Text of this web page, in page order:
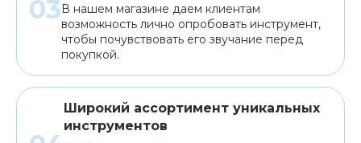
В нашем магазине даем клиентам
возможность лично опробовать инструмент,
чтобы почувствовать его звучание перед
покупкой.
Широкий ассортимент уникальных
инструментов